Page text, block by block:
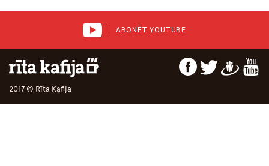
ABONĒT YOUTUBE
2017 © Rīta Kafija